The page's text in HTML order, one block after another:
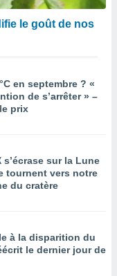
le goût de nos
en septembre ? «
de s’arrêter » –
prix
s’écrase sur la Lune
tournent vers notre
du cratère
à la disparition du
le dernier jour de